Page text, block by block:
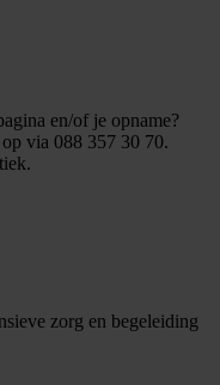
en/of je opname?
via 088 357 30 70.
zorg en begeleiding